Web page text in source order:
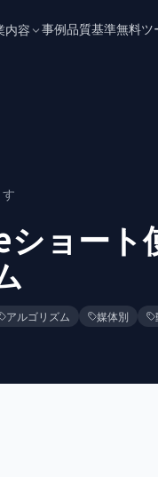
内容 事例品質基準無料ツ
ョート
アルゴリズム 媒体別